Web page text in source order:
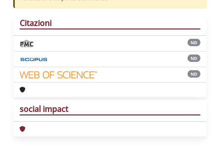
Citazioni
ND
ND
ND
social impact